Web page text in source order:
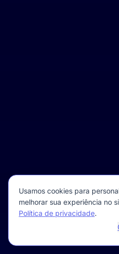
Usamos cookies para
melhorar sua experiência no
Política de privacidade.